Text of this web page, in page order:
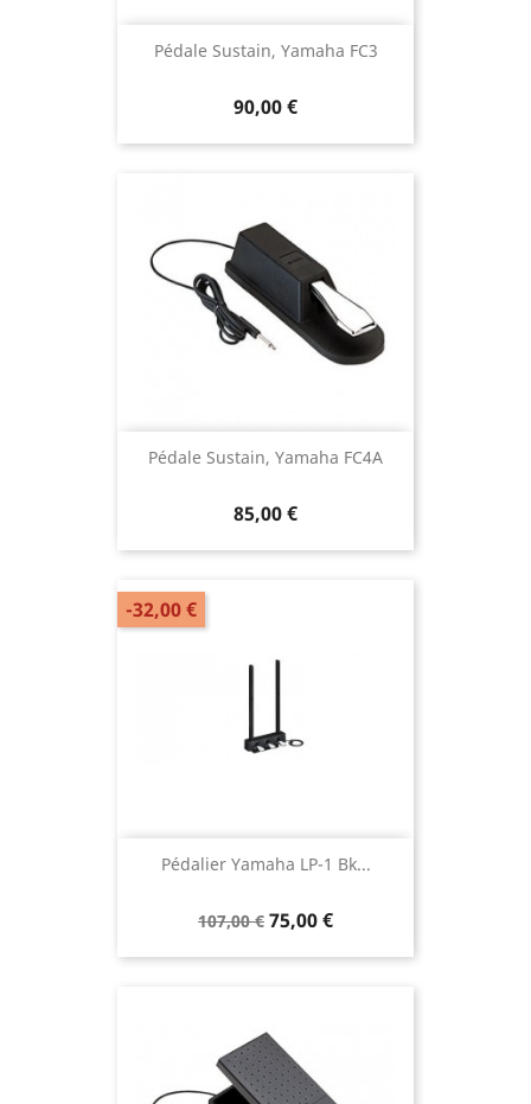
Pédale Sustain, Yamaha FC3
90,00 €
Pédale Sustain, Yamaha FC4A
85,00 €
Pédalier Yamaha LP-1 Bk...
107,00 € 75,00 €
-32,00 €